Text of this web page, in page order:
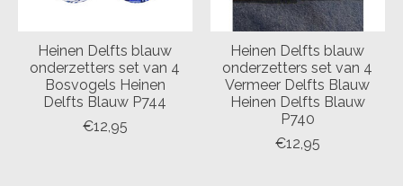
Heinen Delfts blauw
onderzetters set van 4
Bosvogels Heinen
Delfts Blauw P744
€12,95
Heinen Delfts blauw
onderzetters set van 4
Vermeer Delfts Blauw
Heinen Delfts Blauw
P740
€12,95